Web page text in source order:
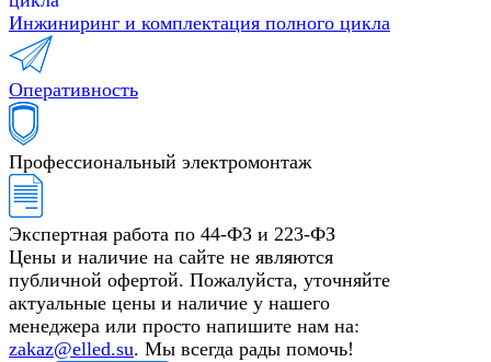
Инжиниринг и комплектация полного цикла
Оперативность
Профессиональный электромонтаж
Экспертная работа по 44-ФЗ и 223-ФЗ
Цены и наличие на сайте не являются
публичной офертой. Пожалуйста, уточняйте
актуальные цены и наличие у нашего
менеджера или просто напишите нам на:
zakaz@elled.su. Мы всегда рады помочь!